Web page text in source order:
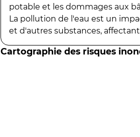
potable et les dommages aux
La pollution de l'eau est un
et d'autres substances,
Cartographie des risques